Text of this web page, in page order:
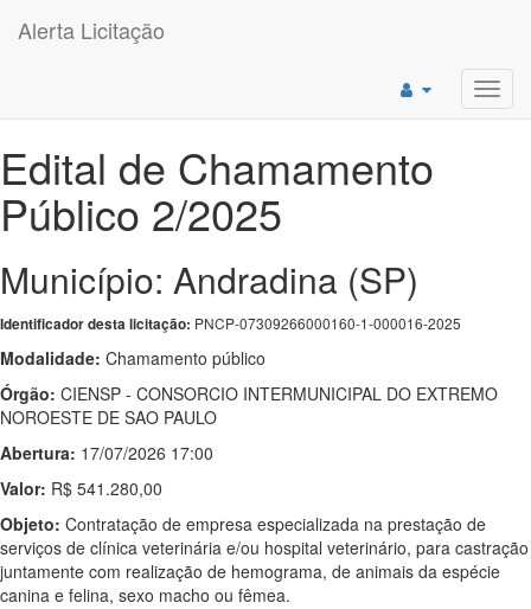
Alerta Licitação
Edital de Chamamento
Público 2/2025
Município: Andradina (SP)
Identificador desta licitação: PNCP-07309266000160-1-000016-2025
Modalidade: Chamamento público
Órgão: CIENSP - CONSORCIO INTERMUNICIPAL DO EXTREMO
NOROESTE DE SAO PAULO
Abertura: 17/07/2026 17:00
Valor: R$ 541.280,00
Objeto: Contratação de empresa especializada na prestação de
serviços de clínica veterinária e/ou hospital veterinário, para castração
juntamente com realização de hemograma, de animais da espécie
canina e felina, sexo macho ou fêmea.